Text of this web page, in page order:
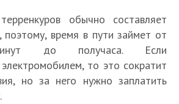
обычно составляет
поэтому, время в пути займет от
до получаса. Если
электромобилем, то это сократит
но за него нужно заплатить